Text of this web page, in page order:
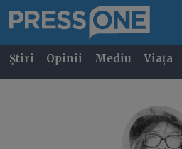
Știri Opinii Mediu Viața